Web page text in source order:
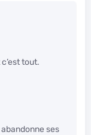
tout.
abandonne ses